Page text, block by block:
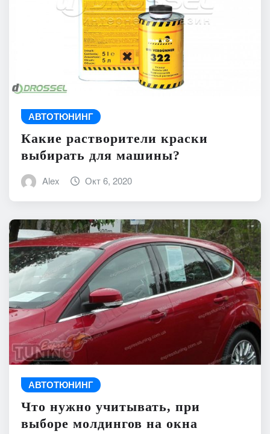
АВТОТЮНИНГ
Какие растворители краски
выбирать для машины?
Alex Окт 6, 2020
АВТОТЮНИНГ
Что нужно учитывать, при
выборе молдингов на окна